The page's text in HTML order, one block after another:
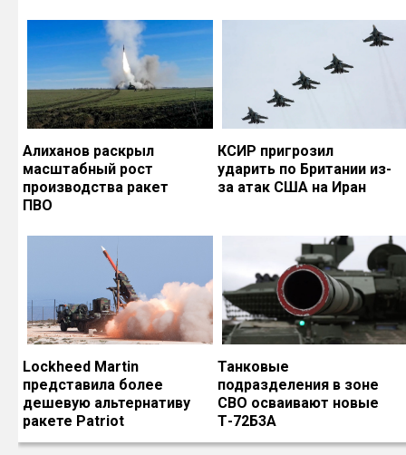
Алиханов раскрыл
масштабный рост
производства ракет
ПВО
КСИР пригрозил
ударить по Британии из-
за атак США на Иран
Lockheed Martin
представила более
дешевую альтернативу
ракете Patriot
Танковые
подразделения в зоне
СВО осваивают новые
Т-72Б3А